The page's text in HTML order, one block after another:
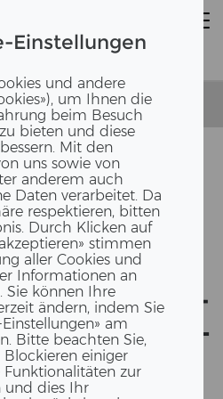
Einstellungen
und andere
um Ihnen die
beim Besuch
bieten und diese
Mit den
uns sowie von
anderem auch
Daten verarbeitet. Da
respektieren, bitten
Durch Klicken auf
stimmen
aller Cookies und
Informationen an
Sie können Ihre
ändern, indem Sie
am
Bitte beachten Sie,
einiger
Funktionalitäten zur
und dies Ihr
Holz-Hybridbau
NEU DE­FI­
SI­GNAL
BAUEN